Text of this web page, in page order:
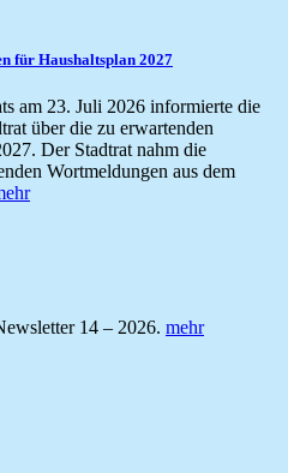
für Haushaltsplan 2027
am 23. Juli 2026 informierte die
über die zu erwartenden
Der Stadtrat nahm die
Wortmeldungen aus dem
14 – 2026. mehr